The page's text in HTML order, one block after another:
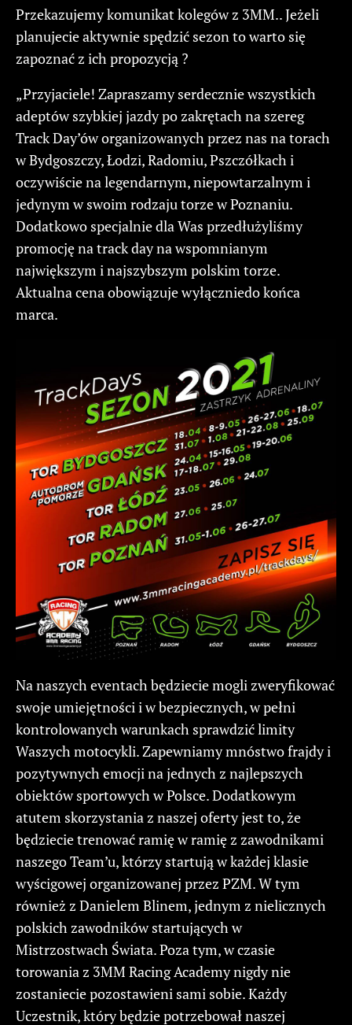
Przekazujemy komunikat kolegów z 3MM.. Jeżeli
planujecie aktywnie spędzić sezon to warto się
zapoznać z ich propozycją ?
„Przyjaciele! Zapraszamy serdecznie wszystkich
adeptów szybkiej jazdy po zakrętach na szereg
Track Day’ów organizowanych przez nas na torach
w Bydgoszczy, Łodzi, Radomiu, Pszczółkach i
oczywiście na legendarnym, niepowtarzalnym i
jedynym w swoim rodzaju torze w Poznaniu.
Dodatkowo specjalnie dla Was przedłużyliśmy
promocję na track day na wspomnianym
największym i najszybszym polskim torze.
Aktualna cena obowiązuje wyłączniedo końca
marca.
Na naszych eventach będziecie mogli zweryfikować
swoje umiejętności i w bezpiecznych, w pełni
kontrolowanych warunkach sprawdzić limity
Waszych motocykli. Zapewniamy mnóstwo frajdy i
pozytywnych emocji na jednych z najlepszych
obiektów sportowych w Polsce. Dodatkowym
atutem skorzystania z naszej oferty jest to, że
będziecie trenować ramię w ramię z zawodnikami
naszego Team’u, którzy startują w każdej klasie
wyścigowej organizowanej przez PZM. W tym
również z Danielem Blinem, jednym z nielicznych
polskich zawodników startujących w
Mistrzostwach Świata. Poza tym, w czasie
torowania z 3MM Racing Academy nigdy nie
zostaniecie pozostawieni sami sobie. Każdy
Uczestnik, który będzie potrzebował naszej